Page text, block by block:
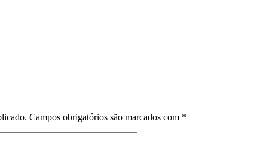
Campos obrigatórios são marcados com *